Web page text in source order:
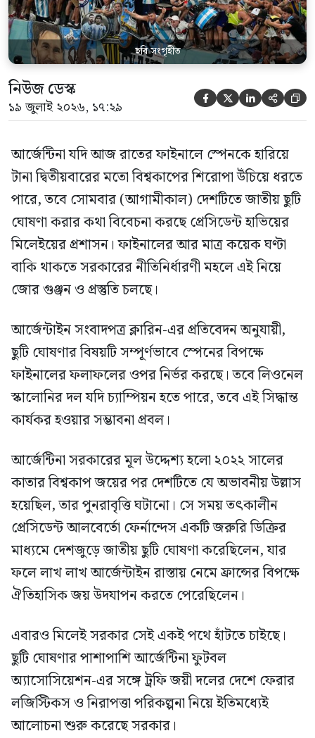
অনুযায়ী, ছুটি ঘোষণার বিষয়টি […]
ছবি সংগৃহীত
নিউজ ডেস্ক
১৯ জুলাই ২০২৬, ১৭:২৯     
আর্জেন্টিনা যদি আজ রাতের ফাইনালে স্পেনকে হারিয়ে
টানা দ্বিতীয়বারের মতো বিশ্বকাপের শিরোপা উঁচিয়ে ধরতে
পারে, তবে সোমবার (আগামীকাল) দেশটিতে জাতীয় ছুটি
ঘোষণা করার কথা বিবেচনা করছে প্রেসিডেন্ট হাভিয়ের
মিলেইয়ের প্রশাসন। ফাইনালের আর মাত্র কয়েক ঘণ্টা
বাকি থাকতে সরকারের নীতিনির্ধারণী মহলে এই নিয়ে
জোর গুঞ্জন ও প্রস্তুতি চলছে।
আর্জেন্টাইন সংবাদপত্র ক্লারিন-এর প্রতিবেদন অনুযায়ী,
ছুটি ঘোষণার বিষয়টি সম্পূর্ণভাবে স্পেনের বিপক্ষে
ফাইনালের ফলাফলের ওপর নির্ভর করছে। তবে লিওনেল
স্কালোনির দল যদি চ্যাম্পিয়ন হতে পারে, তবে এই সিদ্ধান্ত
কার্যকর হওয়ার সম্ভাবনা প্রবল।
আর্জেন্টিনা সরকারের মূল উদ্দেশ্য হলো ২০২২ সালের
কাতার বিশ্বকাপ জয়ের পর দেশটিতে যে অভাবনীয় উল্লাস
হয়েছিল, তার পুনরাবৃত্তি ঘটানো। সে সময় তৎকালীন
প্রেসিডেন্ট আলবের্তো ফের্নান্দেস একটি জরুরি ডিক্রির
মাধ্যমে দেশজুড়ে জাতীয় ছুটি ঘোষণা করেছিলেন, যার
ফলে লাখ লাখ আর্জেন্টাইন রাস্তায় নেমে ফ্রান্সের বিপক্ষে
ঐতিহাসিক জয় উদযাপন করতে পেরেছিলেন।
এবারও মিলেই সরকার সেই একই পথে হাঁটতে চাইছে।
ছুটি ঘোষণার পাশাপাশি আর্জেন্টিনা ফুটবল
অ্যাসোসিয়েশন-এর সঙ্গে ট্রফি জয়ী দলের দেশে ফেরার
লজিস্টিকস ও নিরাপত্তা পরিকল্পনা নিয়ে ইতিমধ্যেই
আলোচনা শুরু করেছে সরকার।